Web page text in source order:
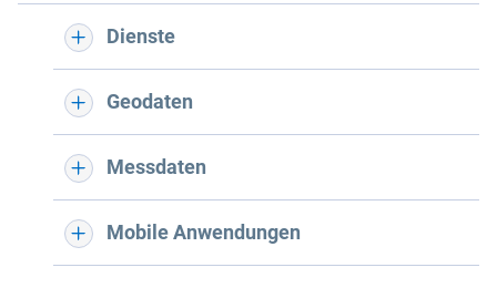
Dienste
Geodaten
Messdaten
Mobile Anwendungen